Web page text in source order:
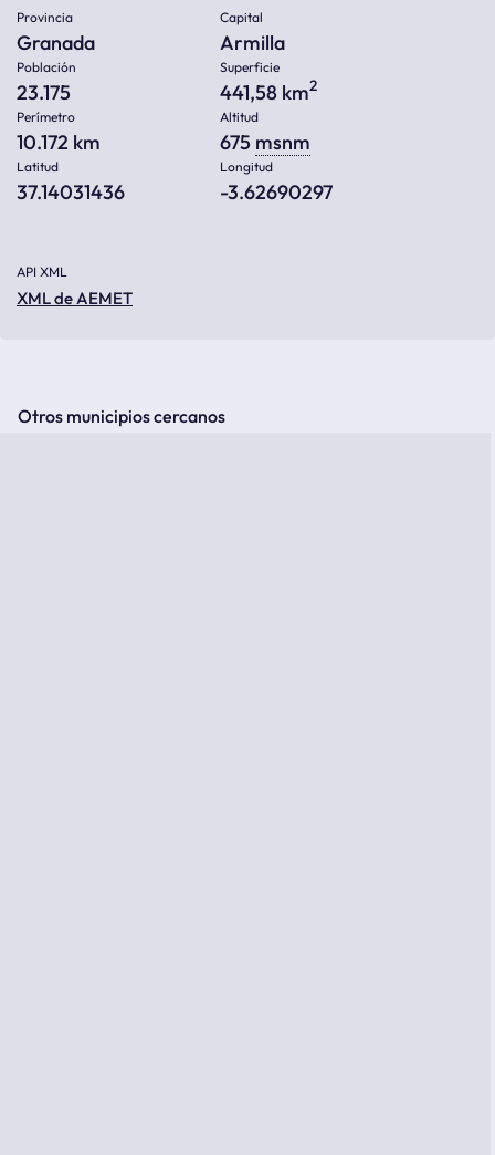
Provincia
Granada
Capital
Armilla
Población
23.175
Superficie
441,58 km2
Perímetro
10.172 km
Altitud
675 msnm
Latitud
37.14031436
Longitud
-3.62690297
API XML
XML de AEMET
Otros municipios cercanos